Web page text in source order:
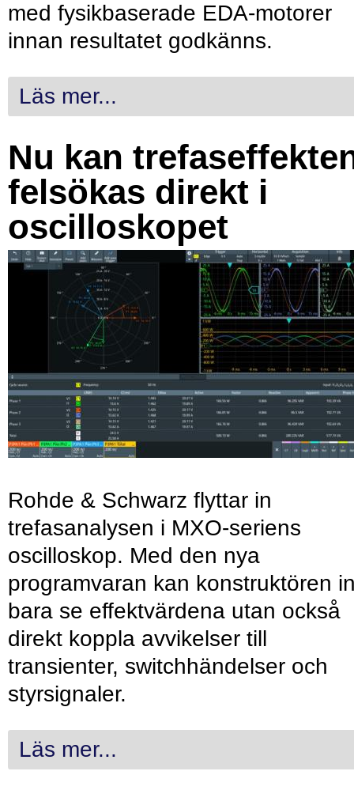
med fysikbaserade EDA-motorer
innan resultatet godkänns.
Läs mer...
Nu kan
felsökas direkt i
oscilloskopet
Rohde & Schwarz flyttar in
trefasanalysen i MXO-seriens
oscilloskop. Med den nya
programvaran kan konstruktören
bara se effektvärdena utan också
direkt koppla avvikelser till
transienter, switchhändelser och
styrsignaler.
Läs mer...